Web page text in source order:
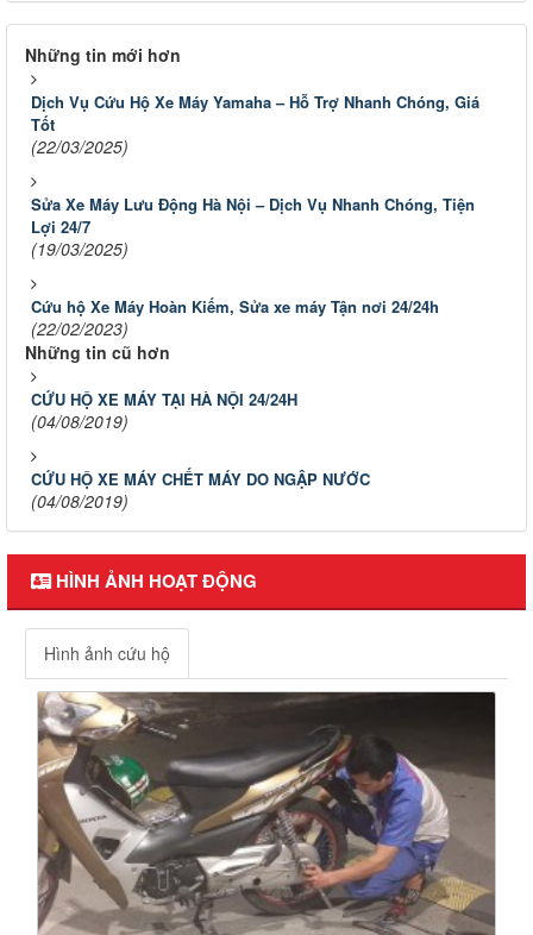
Những tin mới hơn
Dịch Vụ Cứu Hộ Xe Máy Yamaha – Hỗ Trợ Nhanh Chóng, Giá
Tốt
(22/03/2025)
Sửa Xe Máy Lưu Động Hà Nội – Dịch Vụ Nhanh Chóng, Tiện
Lợi 24/7
(19/03/2025)
Cứu hộ Xe Máy Hoàn Kiếm, Sửa xe máy Tận nơi 24/24h
(22/02/2023)
Những tin cũ hơn
CỨU HỘ XE MÁY TẠI HÀ NỘI 24/24H
(04/08/2019)
CỨU HỘ XE MÁY CHẾT MÁY DO NGẬP NƯỚC
(04/08/2019)
HÌNH ẢNH HOẠT ĐỘNG
Hình ảnh cứu hộ